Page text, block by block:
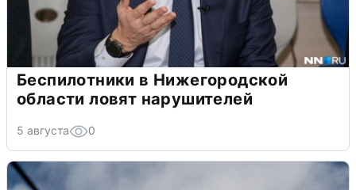
Беспилотники в Нижегородской
области ловят нарушителей
5 августа 0